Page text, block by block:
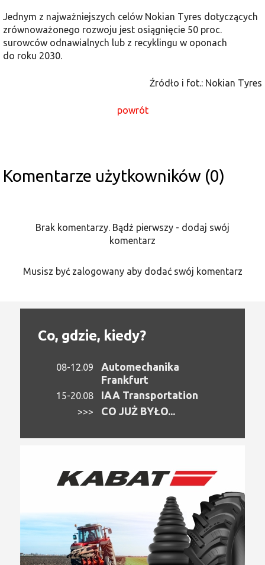
Jednym z najważniejszych celów Nokian Tyres dotyczących
zrównoważonego rozwoju jest osiągnięcie 50 proc.
surowców odnawialnych lub z recyklingu w oponach
do roku 2030.
Źródło i fot.: Nokian Tyres
powrót
Komentarze użytkowników (0)
Brak komentarzy. Bądź pierwszy - dodaj swój
komentarz
Musisz być zalogowany aby dodać swój komentarz
Co, gdzie, kiedy?
08-12.09
Automechanika
Frankfurt
15-20.08 IAA Transportation
>>> CO JUŻ BYŁO...